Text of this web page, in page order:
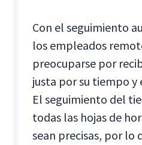
Con el seguimiento
los empleados
preocuparse por
justa por su tiempo y
El seguimiento del
todas las hojas de
sean precisas, por lo